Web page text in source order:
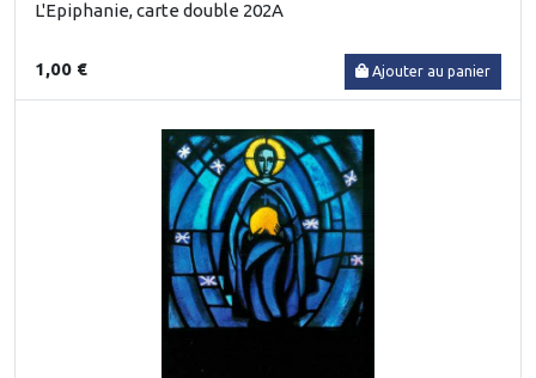
L'Epiphanie, carte double 202A
1,00 € Ajouter au panier